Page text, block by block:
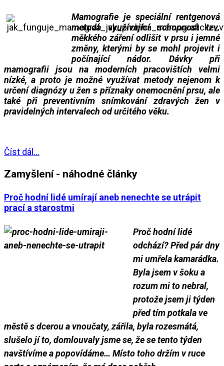
Mamografie je speciální rentgenová
metoda využívající schopnost tzv.
měkkého záření odlišit v prsu i jemné
změny, kterými by se mohl projevit i
počínající nádor. Dávky při
mamografii jsou na moderních pracovištích velmi
nízké, a proto je možné využívat metody nejenom k
určení diagnózy u žen s příznaky onemocnění prsu, ale
také při preventivním snímkování zdravých žen v
pravidelných intervalech od určitého věku.
Číst dál...
Zamyšlení - náhodné články
Proč hodní lidé umírají aneb nenechte se utrápit
prací a starostmi
Proč hodní lidé
odchází? Před pár dny
mi umřela kamarádka.
Byla jsem v šoku a
rozum mi to nebral,
protože jsem ji týden
před tím potkala ve
městě s dcerou a vnoučaty, zářila, byla rozesmátá,
slušelo jí to, domlouvaly jsme se, že se tento týden
navštívíme a popovídáme… Místo toho držím v ruce